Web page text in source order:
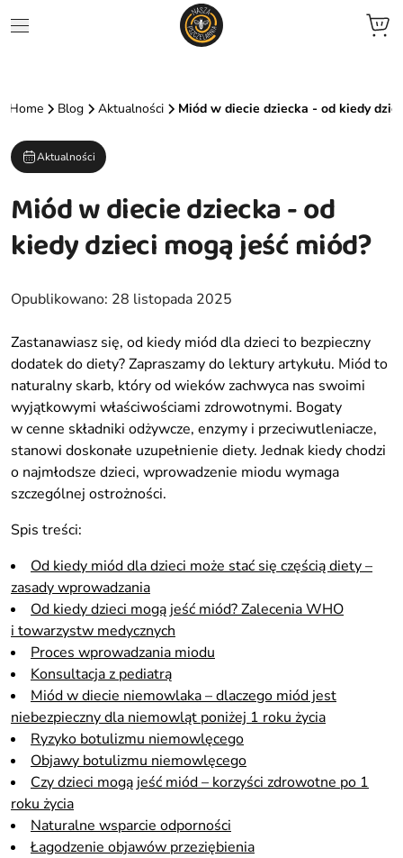
Home Blog Aktualności Miód w diecie dziecka - od kiedy
Aktualności
Miód w diecie dziecka - od
kiedy dzieci mogą jeść miód?
Opublikowano: 28 listopada 2025
Zastanawiasz się, od kiedy miód dla dzieci to bezpieczny
dodatek do diety? Zapraszamy do lektury artykułu. Miód to
naturalny skarb, który od wieków zachwyca nas swoimi
wyjątkowymi właściwościami zdrowotnymi. Bogaty
w cenne składniki odżywcze, enzymy i przeciwutleniacze,
stanowi doskonałe uzupełnienie diety. Jednak kiedy chodzi
o najmłodsze dzieci, wprowadzenie miodu wymaga
szczególnej ostrożności.
Spis treści:
Od kiedy miód dla dzieci może stać się częścią diety –
zasady wprowadzania
Od kiedy dzieci mogą jeść miód? Zalecenia WHO
i towarzystw medycznych
Proces wprowadzania miodu
Konsultacja z pediatrą
Miód w diecie niemowlaka – dlaczego miód jest
niebezpieczny dla niemowląt poniżej 1 roku życia
Ryzyko botulizmu niemowlęcego
Objawy botulizmu niemowlęcego
Czy dzieci mogą jeść miód – korzyści zdrowotne po 1
roku życia
Naturalne wsparcie odporności
Łagodzenie objawów przeziębienia